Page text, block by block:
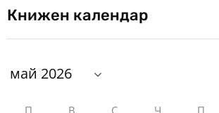
Книжен календар
П В С Ч П